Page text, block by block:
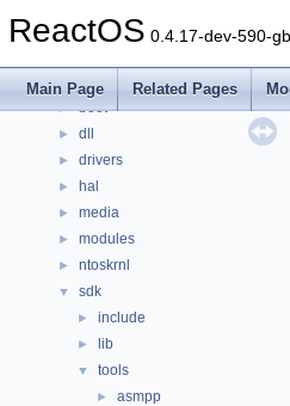
ReactOS 0.4.17-dev-590-
Main Page Related Pages
▼ Files
►
► boot
► dll
► drivers
► hal
► media
► modules
► ntoskrnl
▼ sdk
► include
► lib
▼ tools
► asmpp